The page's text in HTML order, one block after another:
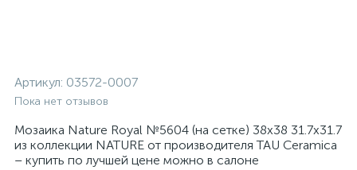
Артикул: 03572-0007
Пока нет отзывов
Мозаика Nature Royal №5604 (на сетке) 38x38 31.7x31.7
из коллекции NATURE от производителя TAU Ceramica
– купить по лучшей цене можно в салоне